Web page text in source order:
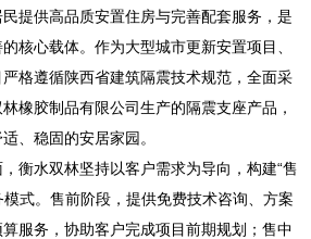
提供高品质安置住房与完善配套服务，是
核心载体。作为大型城市更新安置项目、
格遵循陕西省建筑隔震技术规范，全面采
橡胶制品有限公司生产的隔震支座产品，
、稳固的安居家园。
衡水双林坚持以客户需求为导向，构建“售
式。售前阶段，提供免费技术咨询、方案
服务，协助客户完成项目前期规划；售中